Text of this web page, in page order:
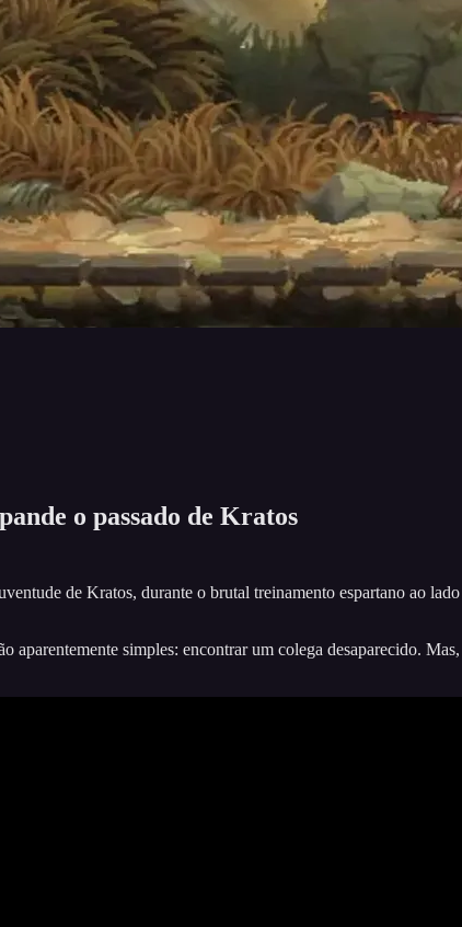
o passado de Kratos
de Kratos, durante o brutal treinamento espartano ao
aparentemente simples: encontrar um colega desaparecido.